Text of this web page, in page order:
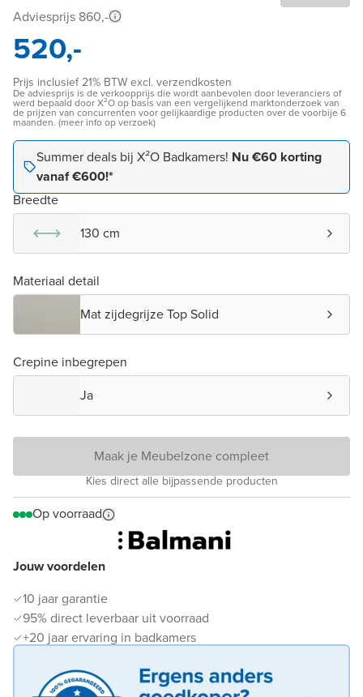
Jouw voordelen
10 jaar garantie
95% direct leverbaar uit voorraad
+20 jaar ervaring in badkamers
Adviesprijs 860,-
520,-
Prijs inclusief 21% BTW excl. verzendkosten
De adviesprijs is de verkoopprijs die wordt aanbevolen door leveranciers of
werd bepaald door X²O op basis van een vergelijkend marktonderzoek van
de prijzen van concurrenten voor gelijkaardige producten over de voorbije 6
maanden. (meer info op verzoek)
Summer deals bij X²O Badkamers! Nu €60 korting
vanaf €600!*
Breedte
130 cm
Materiaal detail
Mat zijdegrijze Top Solid
Crepine inbegrepen
Ja
Maak je Meubelzone compleet
Kies direct alle bijpassende producten
Op voorraad